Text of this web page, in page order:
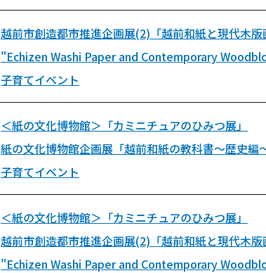
越前市創造都市推進企画展(2)「越前和紙と現代木版
"Echizen Washi Paper and Contemporary
子育てイベント
＜紙の文化博物館＞「カミニチュアのひみつ展」
紙の文化博物館企画展「越前和紙の教科書～歴史編
子育てイベント
＜紙の文化博物館＞「カミニチュアのひみつ展」
越前市創造都市推進企画展(2)「越前和紙と現代木版
"Echizen Washi Paper and Contemporary